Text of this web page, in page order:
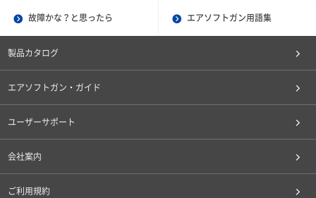
故障かな？と思ったら エアソフトガン用語集
製品カタログ
エアソフトガン・ガイド
ユーザーサポート
会社案内
ご利用規約